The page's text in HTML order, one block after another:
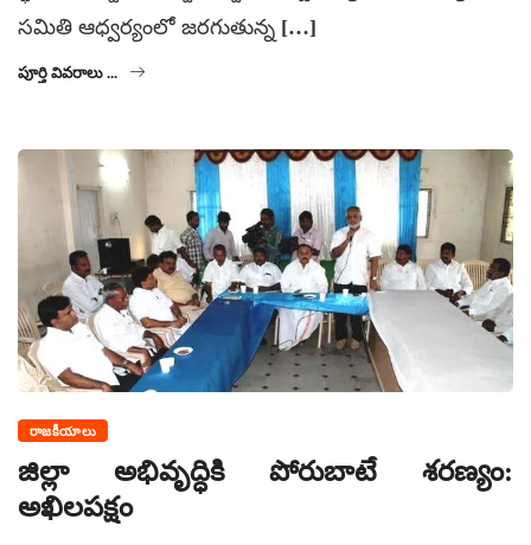
సమితి ఆధ్వర్యంలో జరగుతున్న […]
పూర్తి వివరాలు ...
రాజకీయాలు
జిల్లా అభివృద్ధికి పోరుబాటే శరణ్యం:
అఖిలపక్షం